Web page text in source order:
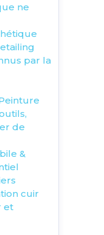
ne
par la
de
&
cuir
et